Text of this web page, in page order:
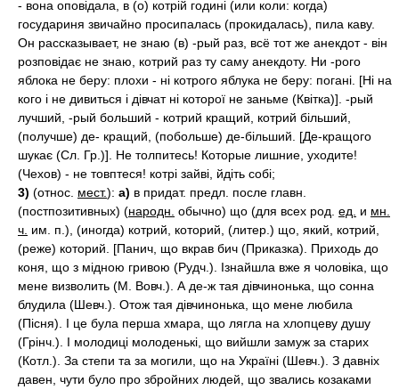
- вона оповідала, в (о) котрій годині (или коли: когда)
государиня звичайно просипалась (прокидалась), пила каву.
Он рассказывает, не знаю (в) -рый раз, всё тот же анекдот - він
розповідає не знаю, котрий раз ту саму анекдоту. Ни -рого
яблока не беру: плохи - ні котрого яблука не беру: погані. [Ні на
кого і не дивиться і дівчат ні которої не заньме (Квітка)]. -рый
лучший, -рый больший - котрий кращий, котрий більший,
(получше) де- кращий, (побольше) де-більший. [Де-кращого
шукає (Сл. Гр.)]. Не толпитесь! Которые лишние, уходите!
(Чехов) - не товптеся! котрі зайві, йдіть собі;
3) (относ. мест.): а) в придат. предл. после главн.
(постпозитивных) (народн. обычно) що (для всех род. ед. и мн.
ч. им. п.), (иногда) котрий, которий, (литер.) що, який, котрий,
(реже) которий. [Панич, що вкрав бич (Приказка). Приходь до
коня, що з мідною гривою (Рудч.). Ізнайшла вже я чоловіка, що
мене визволить (М. Вовч.). А де-ж тая дівчинонька, що сонна
блудила (Шевч.). Отож тая дівчинонька, що мене любила
(Пісня). І це була перша хмара, що лягла на хлопцеву душу
(Грінч.). І молодиці молоденькі, що вийшли замуж за старих
(Котл.). За степи та за могили, що на Україні (Шевч.). З давніх
давен, чути було про збройних людей, що звались козаками